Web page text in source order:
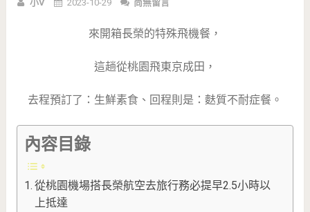
小V 2023-10-29 尚無留言
來開箱長榮的特殊飛機餐，
這趟從桃園飛東京成田，
去程預訂了：生鮮素食、回程則是：麩質不耐症餐。
內容目錄
從桃園機場搭長榮航空去旅行務必提早2.5小時以
上抵達